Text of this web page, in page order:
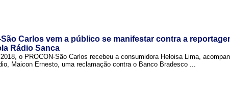
Carlos vem a público se manifestar contra a
Rádio Sanca
o PROCON-São Carlos recebeu a consumidora Heloisa Lima,
Maicon Ernesto, uma reclamação contra o Banco Bradesco ...